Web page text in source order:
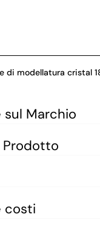
di modellatura
sul Marchio
Prodotto
costi